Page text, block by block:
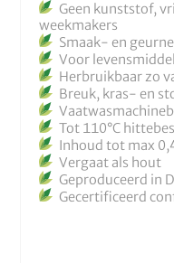
Geen kunststof,
weekmakers
Smaak- en
Voor
Herbruikbaar zo
Breuk, kras- en
Tot 110°C
Inhoud tot max 0,4
Vergaat als hout
Geproduceerd in
Gecertificeerd